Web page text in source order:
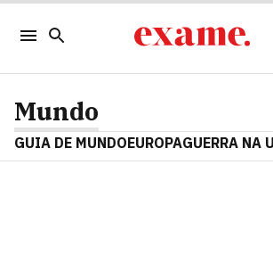
Mundo
GUIA DE MUNDOEUROPAGUERRA NA